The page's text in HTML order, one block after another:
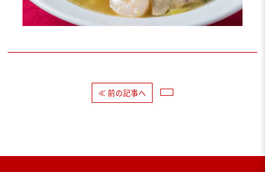
≪ 前の記事へ